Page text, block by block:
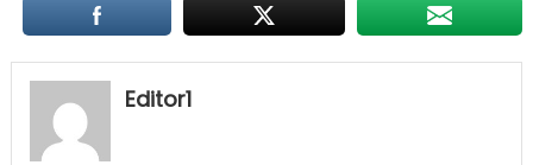
Editor1